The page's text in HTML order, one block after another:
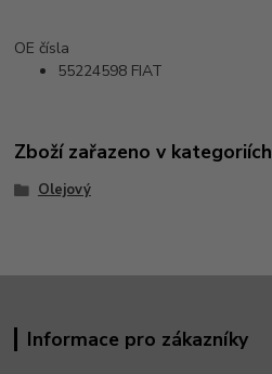
OE čísla
55224598 FIAT
Zboží zařazeno v kategoriích
Olejový
Informace pro zákazníky